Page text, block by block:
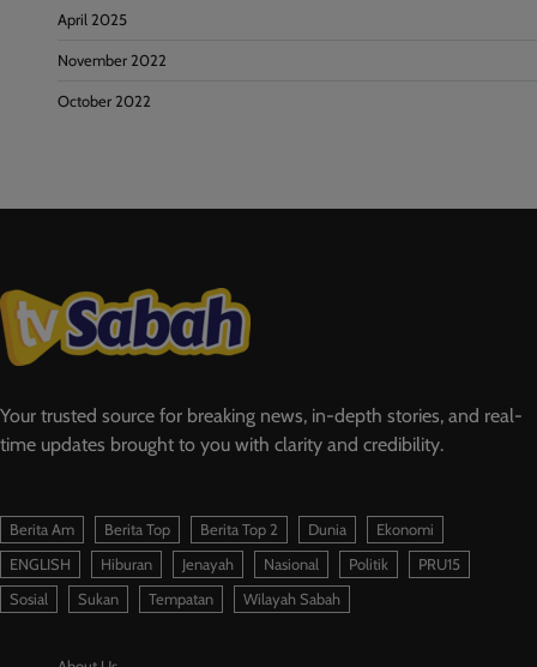
April 2025
November 2022
October 2022
Your trusted source for breaking news, in-depth stories, and real-
time updates brought to you with clarity and credibility.
Berita Am Berita Top Berita Top 2 Dunia
Ekonomi
ENGLISH
Hiburan Jenayah Nasional Politik
PRU15
Sosial
Sukan Tempatan Wilayah Sabah